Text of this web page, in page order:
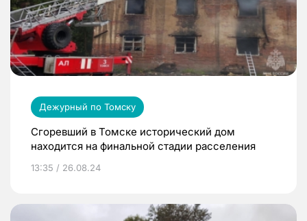
Дежурный по Томску
Сгоревший в Томске исторический дом
находится на финальной стадии расселения
13:35 / 26.08.24